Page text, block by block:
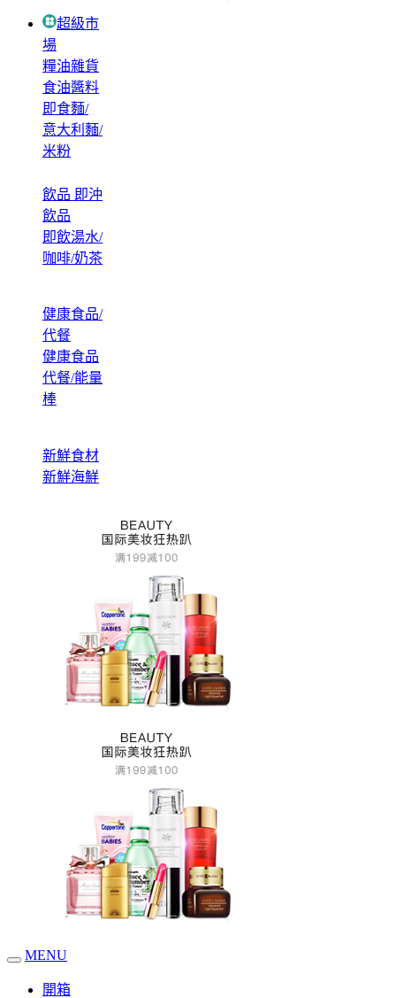
超級市
場
糧油雜貨
食油醬料
即食麵/
意大利麵/
米粉
飲品 即沖
飲品
即飲湯水/
咖啡/奶茶
健康食品/
代餐
健康食品
代餐/能量
棒
新鮮食材
新鮮海鮮
MENU
開箱